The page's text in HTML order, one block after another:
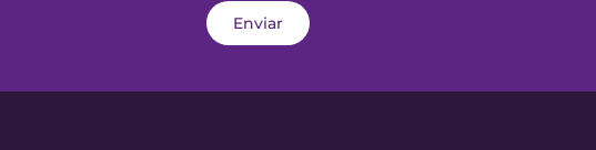
Enviar